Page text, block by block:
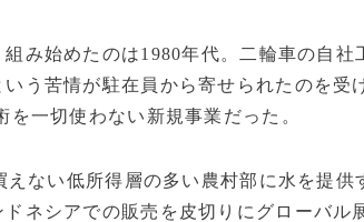
み始めたのは1980年代。二輪車の自社
う苦情が駐在員から寄せられたのを受
一切使わない新規事業だった。
ない低所得層の多い農村部に水を提供
ネシアでの販売を皮切りにグローバル